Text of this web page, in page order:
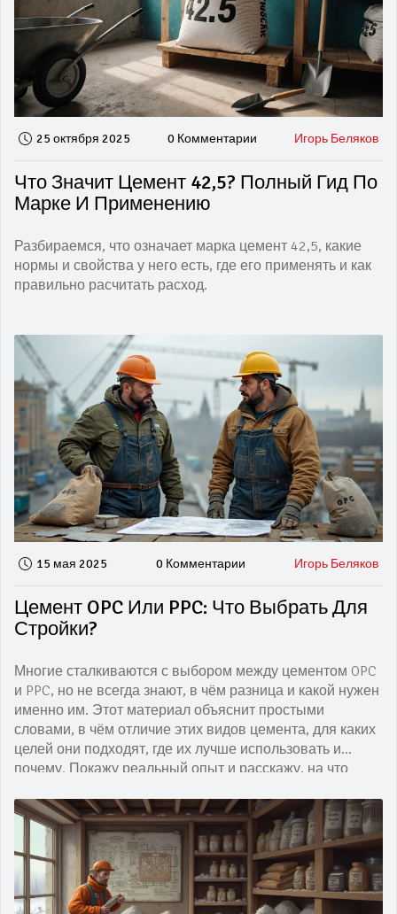
25 октября 2025 0 Комментарии Игорь Беляков
Что Значит Цемент 42,5? Полный Гид По
Марке И Применению
Разбираемся, что означает марка цемент 42,5, какие
нормы и свойства у него есть, где его применять и как
правильно расчитать расход.
15 мая 2025 0 Комментарии Игорь Беляков
Цемент OPC Или PPC: Что Выбрать Для
Стройки?
Многие сталкиваются с выбором между цементом OPC
и PPC, но не всегда знают, в чём разница и какой нужен
именно им. Этот материал объяснит простыми
словами, в чём отличие этих видов цемента, для каких
целей они подходят, где их лучше использовать и
почему. Покажу реальный опыт и расскажу, на что
терминов, только полезные советы и факты. Помогу
понять, какой цемент проработает дольше и выйдет
выгоднее.